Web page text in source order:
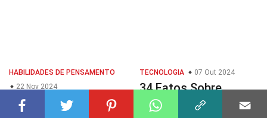
HABILIDADES DE PENSAMENTO
22 Nov 2024
37 Fatos Sobre
TECNOLOGIA 07 Out 2024
34 Fatos Sobre
Robótica De Enxame